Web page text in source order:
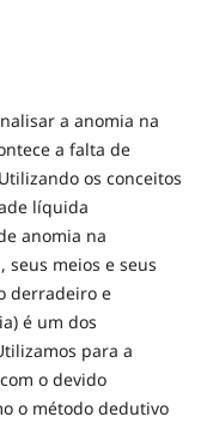
a anomia na
a falta de
os conceitos
líquida
anomia na
seus meios e seus
derradeiro e
é um dos
para a
o devido
o método dedutivo